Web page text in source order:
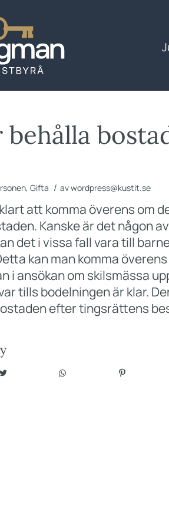
behålla
, Gifta / avwordpress@kustit.se
att komma överens om
Kanske är det någon
det i vissa fall vara till
kan man komma
i ansökan om skilsmässa
tills bodelningen är klar.
efter tingsrättens